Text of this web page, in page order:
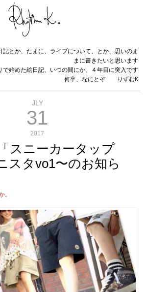
記とか、たまに、ライブについて、とか、思いのま
まに書きたいと思います
で始めた絵日記、いつの間にか、４年目に突入です
何卒、なにとぞ りずむK
JLY
31
2017
スニーカータップ
スタvo1〜のお知ら
。